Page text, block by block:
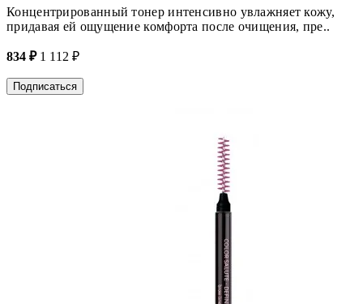
Концентрированный тонер интенсивно увлажняет кожу,
придавая ей ощущение комфорта после очищения, пре..
834 ₽ 1 112 ₽
Подписаться